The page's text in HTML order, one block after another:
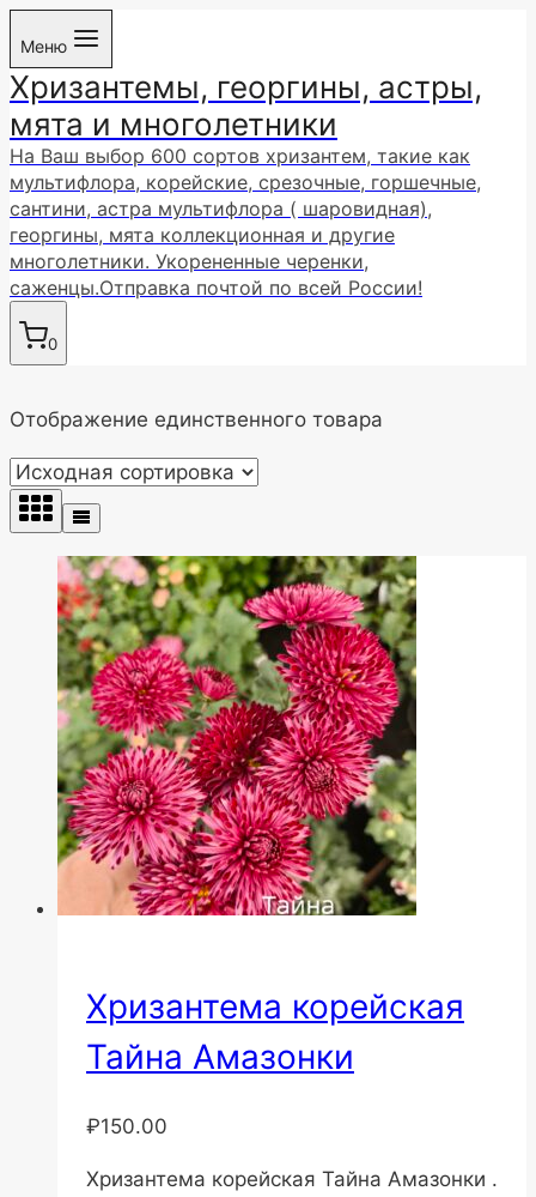
Перейти
содержимому
Меню
Хризантемы, георгины, астры,
мята и многолетники
На Ваш выбор 600 сортов хризантем, такие как
мультифлора, корейские, срезочные, горшечные,
сантини, астра мультифлора ( шаровидная),
георгины, мята коллекционная и другие
многолетники. Укорененные черенки,
саженцы.Отправка почтой по всей России!
0
Отображение единственного товара
Хризантема корейская
Тайна Амазонки
₽150.00
Хризантема корейская Тайна Амазонки .